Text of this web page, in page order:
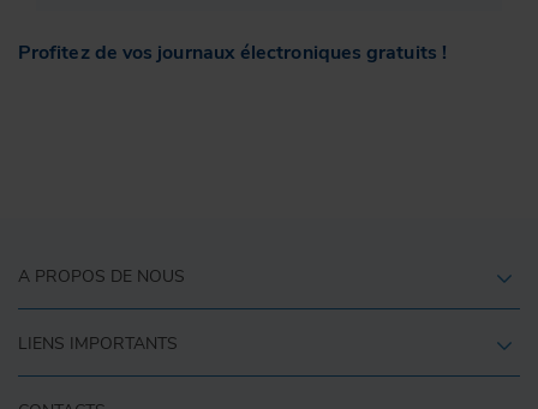
Profitez de vos journaux électroniques gratuits !
A PROPOS DE NOUS
LIENS IMPORTANTS